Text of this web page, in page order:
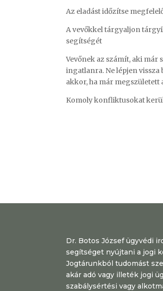
Az eladást időzítse
A vevőkkel tárgyaljon
segítségét
Vevőnek az számít, aki
ingatlanra. Ne lépjen
akkor, ha már megszületett
Komoly konfliktusokat
Dr. Botos József ügyvédi
segítséget nyújtani a jogi
Jogtárunkból tudomást
akár adó vagy illeték jogi
szabálysértési vagy